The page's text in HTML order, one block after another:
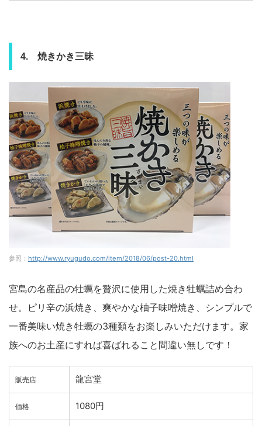
4. 焼きかき三昧
参照： http://www.ryugudo.com/item/2018/06/post-20.html
宮島の名産品の牡蠣を贅沢に使用した焼き牡蠣詰め合わ
せ。ピリ辛の浜焼き、爽やかな柚子味噌焼き、シンプルで
一番美味い焼き牡蠣の3種類をお楽しみいただけます。家
族へのお土産にすれば喜ばれること間違い無しです！
販売店 龍宮堂
価格 1080円